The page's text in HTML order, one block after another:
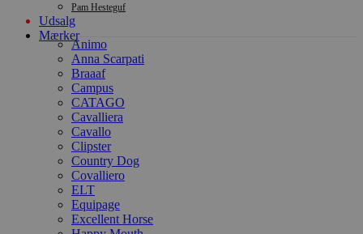
Pam Hesteguf
Udsalg
Mærker
Animo
Anna Scarpati
Braaaf
Campus
CATAGO
Cavalliera
Cavallo
Clipster
Country Dog
Covalliero
ELT
Equipage
Excellent Horse